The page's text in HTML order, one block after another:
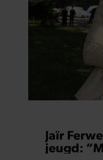
Jaïr
jeugd: